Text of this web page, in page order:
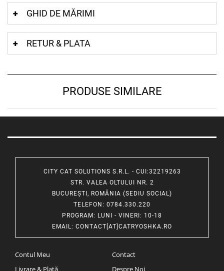
GHID DE MĂRIMI
RETUR & PLATA
PRODUSE SIMILARE
CITY CAT SOLUTIONS S.R.L. - CUI:32219263
STR. VALEA OLTULUI NR. 2
BUCUREȘTI, ROMÂNIA (SEDIU SOCIAL)
TELEFON : 0784.330.220
PROGRAM: LUNI - VINERI: 10-18
EMAIL: CONTACT[AT]CATRYOSHKA.RO
Contul Meu
Livrare & Plată
Contact
Despre Noi